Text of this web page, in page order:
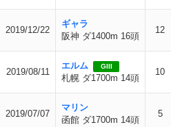
2019/12/22
ギャラ
阪神 ダ1400m 16頭
12
2019/08/11
エルム GIII
札幌 ダ1700m 14頭
10
2019/07/07
マリン
函館 ダ1700m 14頭
5